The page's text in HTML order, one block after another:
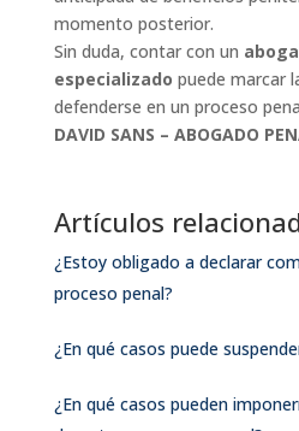
momento posterior.
Sin duda, contar con un
especializado puede marcar
defenderse en un proceso
DAVID SANS – ABOGADO
Artículos
¿Estoy obligado a declarar
proceso penal?
¿En qué casos puede
¿En qué casos pueden